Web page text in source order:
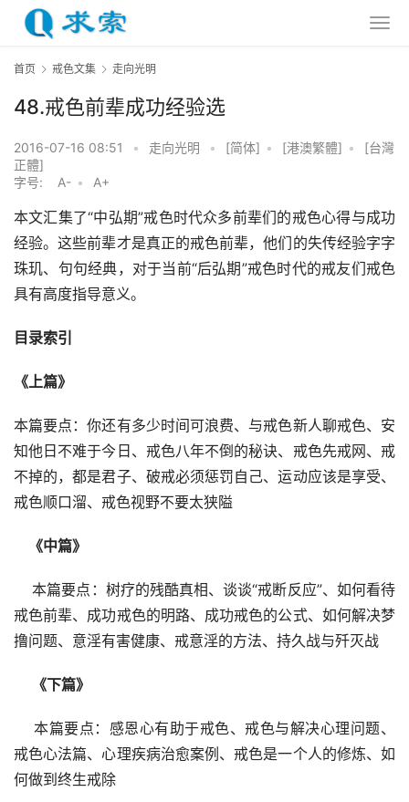
首页 戒色文集 走向光明
48.戒色前辈成功经验选
2016-07-16 08:51 • 走向光明 • [简体] • [港澳繁體] •
[台灣
正體]
字号:
A- • A+
本文汇集了“中弘期”戒色时代众多前辈们的戒色心得与成功
经验。这些前辈才是真正的戒色前辈，他们的失传经验字字
珠玑、句句经典，对于当前“后弘期”戒色时代的戒友们戒色
具有高度指导意义。
目录索引
《上篇》
本篇要点：你还有多少时间可浪费、与戒色新人聊戒色、安
知他日不难于今日、戒色八年不倒的秘诀、戒色先戒网、戒
不掉的，都是君子、破戒必须惩罚自己、运动应该是享受、
戒色顺口溜、戒色视野不要太狭隘
《中篇》
本篇要点：树疗的残酷真相、谈谈“戒断反应”、如何看待
戒色前辈、成功戒色的明路、成功戒色的公式、如何解决梦
撸问题、意淫有害健康、戒意淫的方法、持久战与歼灭战
《下篇》
本篇要点：感恩心有助于戒色、戒色与解决心理问题、
戒色心法篇、心理疾病治愈案例、戒色是一个人的修炼、如
何做到终生戒除